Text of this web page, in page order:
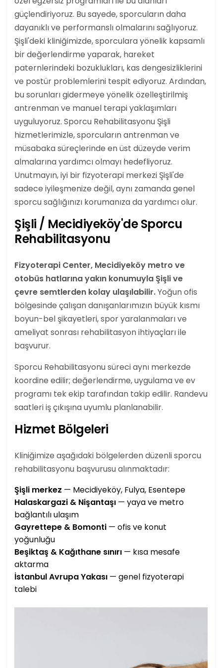
güçlendiriyoruz. Bu sayede, sporcuların daha
dayanıklı ve performanslı olmalarını sağlıyoruz.
Şişli'deki kliniğimizde, sporculara yönelik kapsamlı
bir değerlendirme yaparak, hareket
paternlerindeki bozuklukları, kas dengesizliklerini
ve postür problemlerini tespit ediyoruz. Ardından,
bu sorunları gidermeye yönelik özelleştirilmiş
antrenman ve manuel terapiyaklaşımları
uyguluyoruz. Sporcu Rehabilitasyonu Şişli
hizmetlerimizle, sporcuların antrenman ve
müsabaka süreçlerinde en üst düzeyde verim
almalarına yardımcı olmayı hedefliyoruz.
Unutmayın, iyi bir fizyoterapi merkezi Şişli'de
sadece iyileşmenize değil, aynı zamanda genel
sporcu sağlığınızı korumanıza da yardımcı olur.
Şişli / Mecidiyeköy'de Sporcu
Rehabilitasyonu
Fizyoterapi Center, Mecidiyeköy metro ve
otobüs hatlarına yakın konumuyla Şişli ve
çevre semtlerden kolay ulaşılabilir.Yoğun ofis
bölgesinde çalışan danışanlarımızın büyük kısmı
boyun-bel şikayetleri, spor yaralanmaları ve
ameliyat sonrası rehabilitasyon ihtiyaçları ile
başvurur.
Sporcu Rehabilitasyonu süreci aynı merkezde
koordine edilir; değerlendirme, uygulama ve ev
programı tek ekip tarafından takip edilir. Randevu
saatleri iş çıkışına uyumlu planlanabilir.
Hizmet Bölgeleri
Kliniğimize aşağıdaki bölgelerden düzenli sporcu
rehabilitasyonu başvurusu alınmaktadır:
Şişli merkez — Mecidiyeköy, Fulya, Esentepe
Halaskargazi & Nişantaşı — yaya ve metro
bağlantılı ulaşım
Gayrettepe & Bomonti — ofis ve konut
yoğunluğu
Beşiktaş & Kağıthane sınırı — kısa mesafe
aktarma
İstanbul Avrupa Yakası — genel fizyoterapi
talebi